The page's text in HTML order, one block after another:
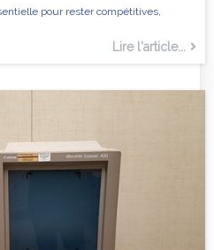
pour rester compétitives,
Lire l'article...